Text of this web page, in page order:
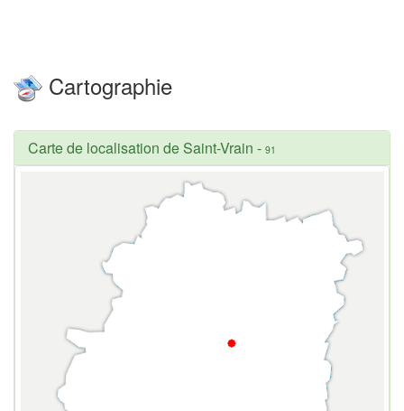
Cartographie
Carte de localisation de Saint-Vrain - 91